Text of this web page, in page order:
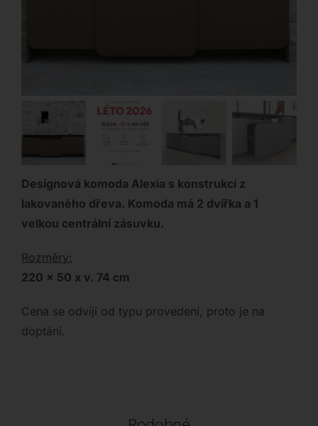
Designová komoda Alexia s konstrukcí z
lakovaného dřeva. Komoda má 2 dvířka a 1
velkou centrální zásuvku.
Rozměry:
220 x 50 x v. 74 cm
Cena se odvíjí od typu provedení, proto je na
doptání.